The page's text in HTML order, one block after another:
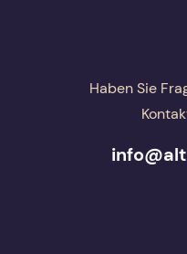
Haben Sie